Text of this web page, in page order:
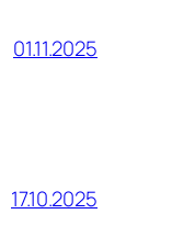
01.11.2025
17.10.2025